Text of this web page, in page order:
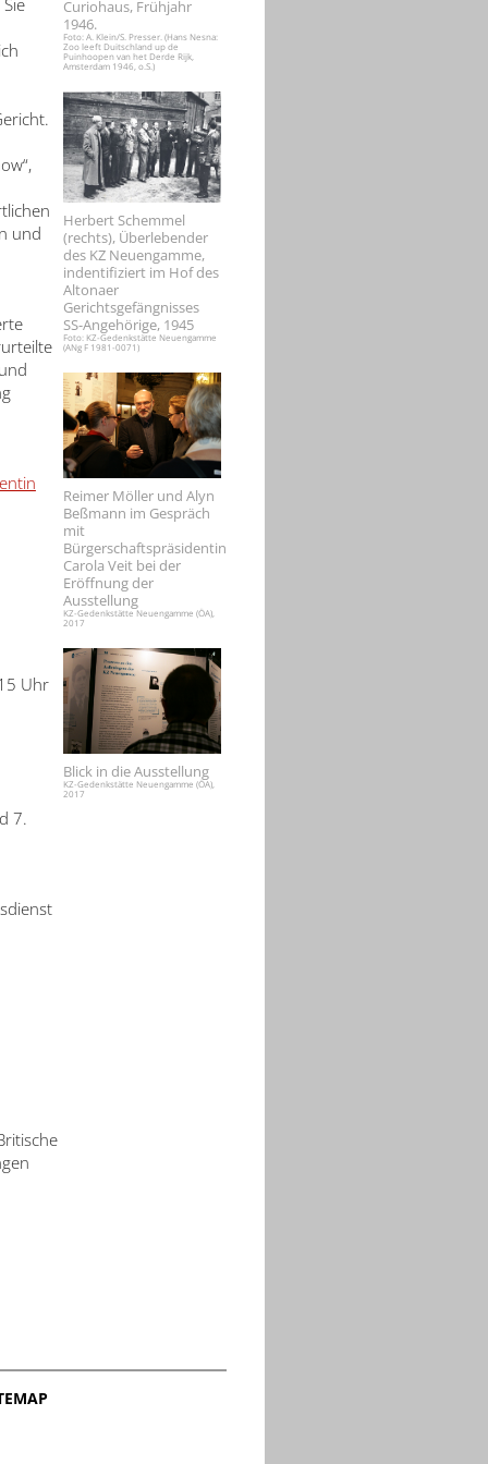
Curiohaus, Frühjahr
1946.
Foto: A. Klein/S. Presser. (Hans Nesna:
Zoo leeft Duitschland up de
Puinhoopen van het Derde Rijk,
Amsterdam 1946, o.S.)
Herbert Schemmel
(rechts), Überlebender
des KZ Neuengamme,
indentifiziert im Hof des
Altonaer
Gerichtsgefängnisses
SS-Angehörige, 1945
Foto: KZ-Gedenkstätte Neuengamme
(ANg F 1981-0071)
Reimer Möller und Alyn
Beßmann im Gespräch
mit
Bürgerschaftspräsidentin
Carola Veit bei der
Eröffnung der
Ausstellung
KZ-Gedenkstätte Neuengamme (ÖA),
2017
Blick in die Ausstellung
KZ-Gedenkstätte Neuengamme (ÖA),
2017
und
Uhr
7.